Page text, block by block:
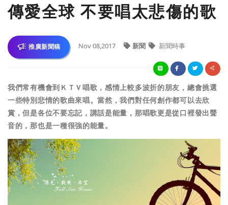
傳愛全球 不要唱太悲傷的歌
推廣新聞稿 Nov 08,2017 新聞 新聞時事
我們常有機會到ＫＴＶ唱歌，感情上較多波折的朋友，總會挑選
一些特別悲情的歌曲來唱。當然，我們對任何創作都可以去欣
賞，但是各位不要忘記，講話是能量，那唱歌更是從口裡發出聲
音的，那也是一種很強的能量。